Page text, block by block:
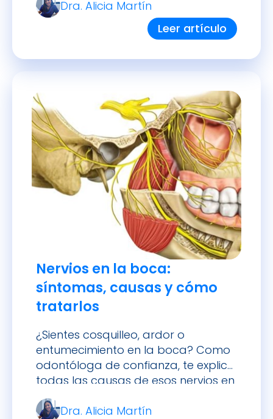
usamos a diario para hablar,
saborear y tragar, es también un
indicador importante de nuestra
Dra. Alicia Martín
Leer artículo
Nervios en la boca:
síntomas, causas y cómo
tratarlos
¿Sientes cosquilleo, ardor o
entumecimiento en la boca? Como
odontóloga de confianza, te explico
todas las causas de esos nervios en
la boca, sus síntomas y cómo
tratarlos paso a paso.
Dra. Alicia Martín